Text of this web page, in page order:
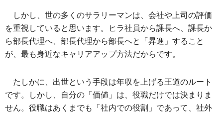
しかし、世の多くのサラリーマンは、会社や上司の評価
を重視していると思います。ヒラ社員から課長へ、課長か
ら部長代理へ、部長代理から部長へと「昇進」すること
が、最も身近なキャリアアップ方法だからです。
たしかに、出世という手段は年収を上げる王道のルート
です。しかし、自分の「価値」は、役職だけでは決まりま
せん。役職はあくまでも「社内での役割」であって、社外